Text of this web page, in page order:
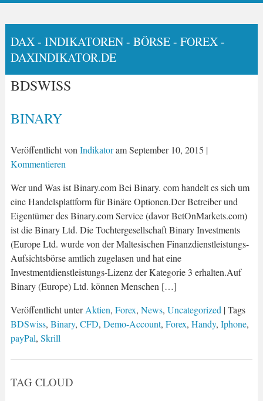
DAX - INDIKATOREN - BÖRSE - FOREX -
DAXINDIKATOR.DE
BDSWISS
BINARY
Veröffentlicht von IndikatoramSeptember 10, 2015 |
Kommentieren
Wer und Was ist Binary.com Bei Binary. com handelt es sich um
eine Handelsplattform für Binäre Optionen.Der Betreiber und
Eigentümer des Binary.com Service (davor BetOnMarkets.com)
ist die Binary Ltd. Die Tochtergesellschaft Binary Investments
(Europe Ltd. wurde von der Maltesischen Finanzdienstleistungs-
Aufsichtsbörse amtlich zugelasen und hat eine
Investmentdienstleistungs-Lizenz der Kategorie 3 erhalten.Auf
Binary (Europe) Ltd. können Menschen […]
Veröffentlicht unterAktien, Forex, News, Uncategorized | Tags
BDSwiss, Binary, CFD, Demo-Account, Forex, Handy, Iphone,
payPal, Skrill
TAG CLOUD